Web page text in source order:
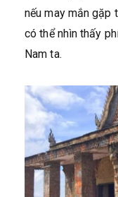
nếu may mắn gặp
có thể nhìn thấy
Nam ta.